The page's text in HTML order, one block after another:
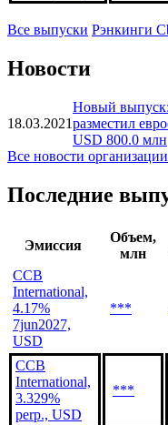
Все выпуски Рэнкинги
Новости
18.03.2021
Новый
разместил
USD 800.0 млн
Все новости организации
Последние
Эмиссия
Объем,
млн
CCB
International,
4.17%
7jun2027,
USD
***
CCB
International,
3.329%
perp., USD
***